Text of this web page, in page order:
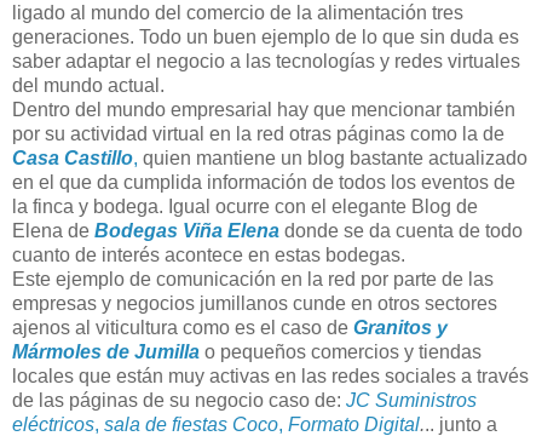
ligado al mundo del comercio de la alimentación tres
generaciones. Todo un buen ejemplo de lo que sin duda es
saber adaptar el negocio a las tecnologías y redes virtuales
del mundo actual.
Dentro del mundo empresarial hay que mencionar también
por su actividad virtual en la red otras páginas como la de
Casa Castillo, quien mantiene un blog bastante actualizado
en el que da cumplida información de todos los eventos de
la finca y bodega. Igual ocurre con el elegante Blog de
Elena de Bodegas Viña Elena donde se da cuenta de todo
cuanto de interés acontece en estas bodegas.
Este ejemplo de comunicación en la red por parte de las
empresas y negocios jumillanos cunde en otros sectores
ajenos al viticultura como es el caso de Granitos y
Mármoles de Jumilla o pequeños comercios y tiendas
locales que están muy activas en las redes sociales a través
de las páginas de su negocio caso de: JC Suministros
eléctricos, sala de fiestas Coco, Formato Digital... junto a